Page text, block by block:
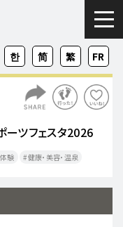
ZH-
CN
ZH-
TW
FR
KO
ーツフェスタ2026
体験 健康・美容・温泉